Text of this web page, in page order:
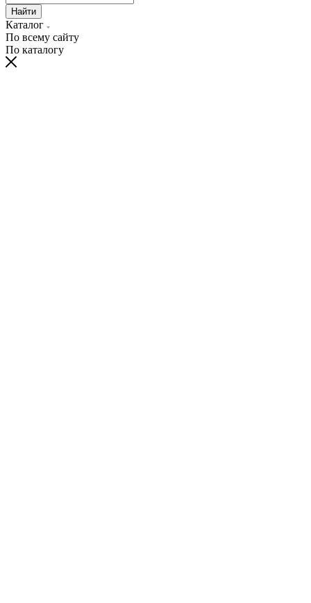
Найти
Каталог
По всему сайту
По каталогу